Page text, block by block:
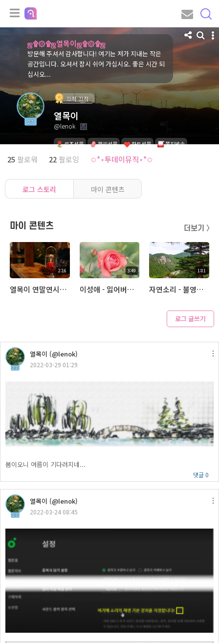
ஜ۩۞۩ஜ열목이ஜ۩۞۩ஜ
방문해 주셔서 감사합니다! 여기는 저가 지내는 작은
공간입니다. 오셔서 잠시 쉬어 가십시오. 좋은 시간 되
십시오...
27
끄적 끄적
열목이
@lenok
로즈선물 젤리선물 하트선물 쪽지발송
25 팔로워 22 팔로잉 ✩*⋆투데이뮤직⋆*✩
로그 스토리 마이 콘텐츠
마이 콘텐츠 더보기 〉
2:16
열목이 연말연시 인사
3:49
이성애 - 잃어버린 장미(1974)-열목이 따라부르기
1:01
자연소리 - 불영계곡
새소리 [울진 왕피천 자연생태공원]
로그 글쓰기
27
열목이 (@lenok)
2022-03-29 01:29
봄이오니 여름이 기다려지네...
댓글 0
27
열목이 (@lenok)
2022-03-24 08:45